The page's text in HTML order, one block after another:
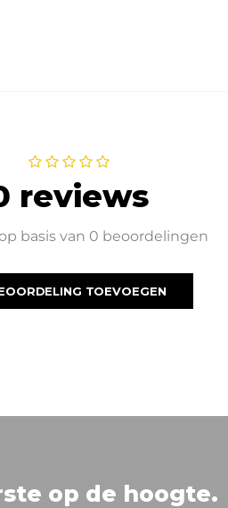
reviews
basis van 0 beoordelingen
TOEVOEGEN
op de hoogte.